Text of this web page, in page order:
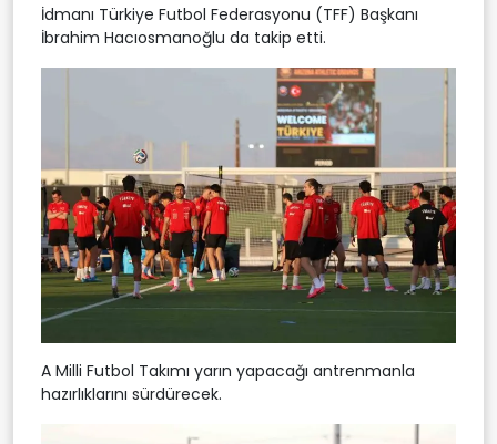
İdmanı Türkiye Futbol Federasyonu (TFF) Başkanı
İbrahim Hacıosmanoğlu da takip etti.
A Milli Futbol Takımı yarın yapacağı antrenmanla
hazırlıklarını sürdürecek.